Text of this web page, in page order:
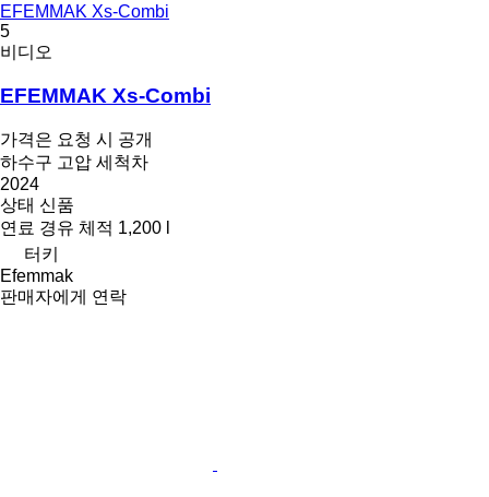
EFEMMAK Xs-Combi
5
비디오
EFEMMAK Xs-Combi
가격은 요청 시 공개
하수구 고압 세척차
2024
상태 신품
연료 경유 체적 1,200 l
터키
Efemmak
판매자에게 연락